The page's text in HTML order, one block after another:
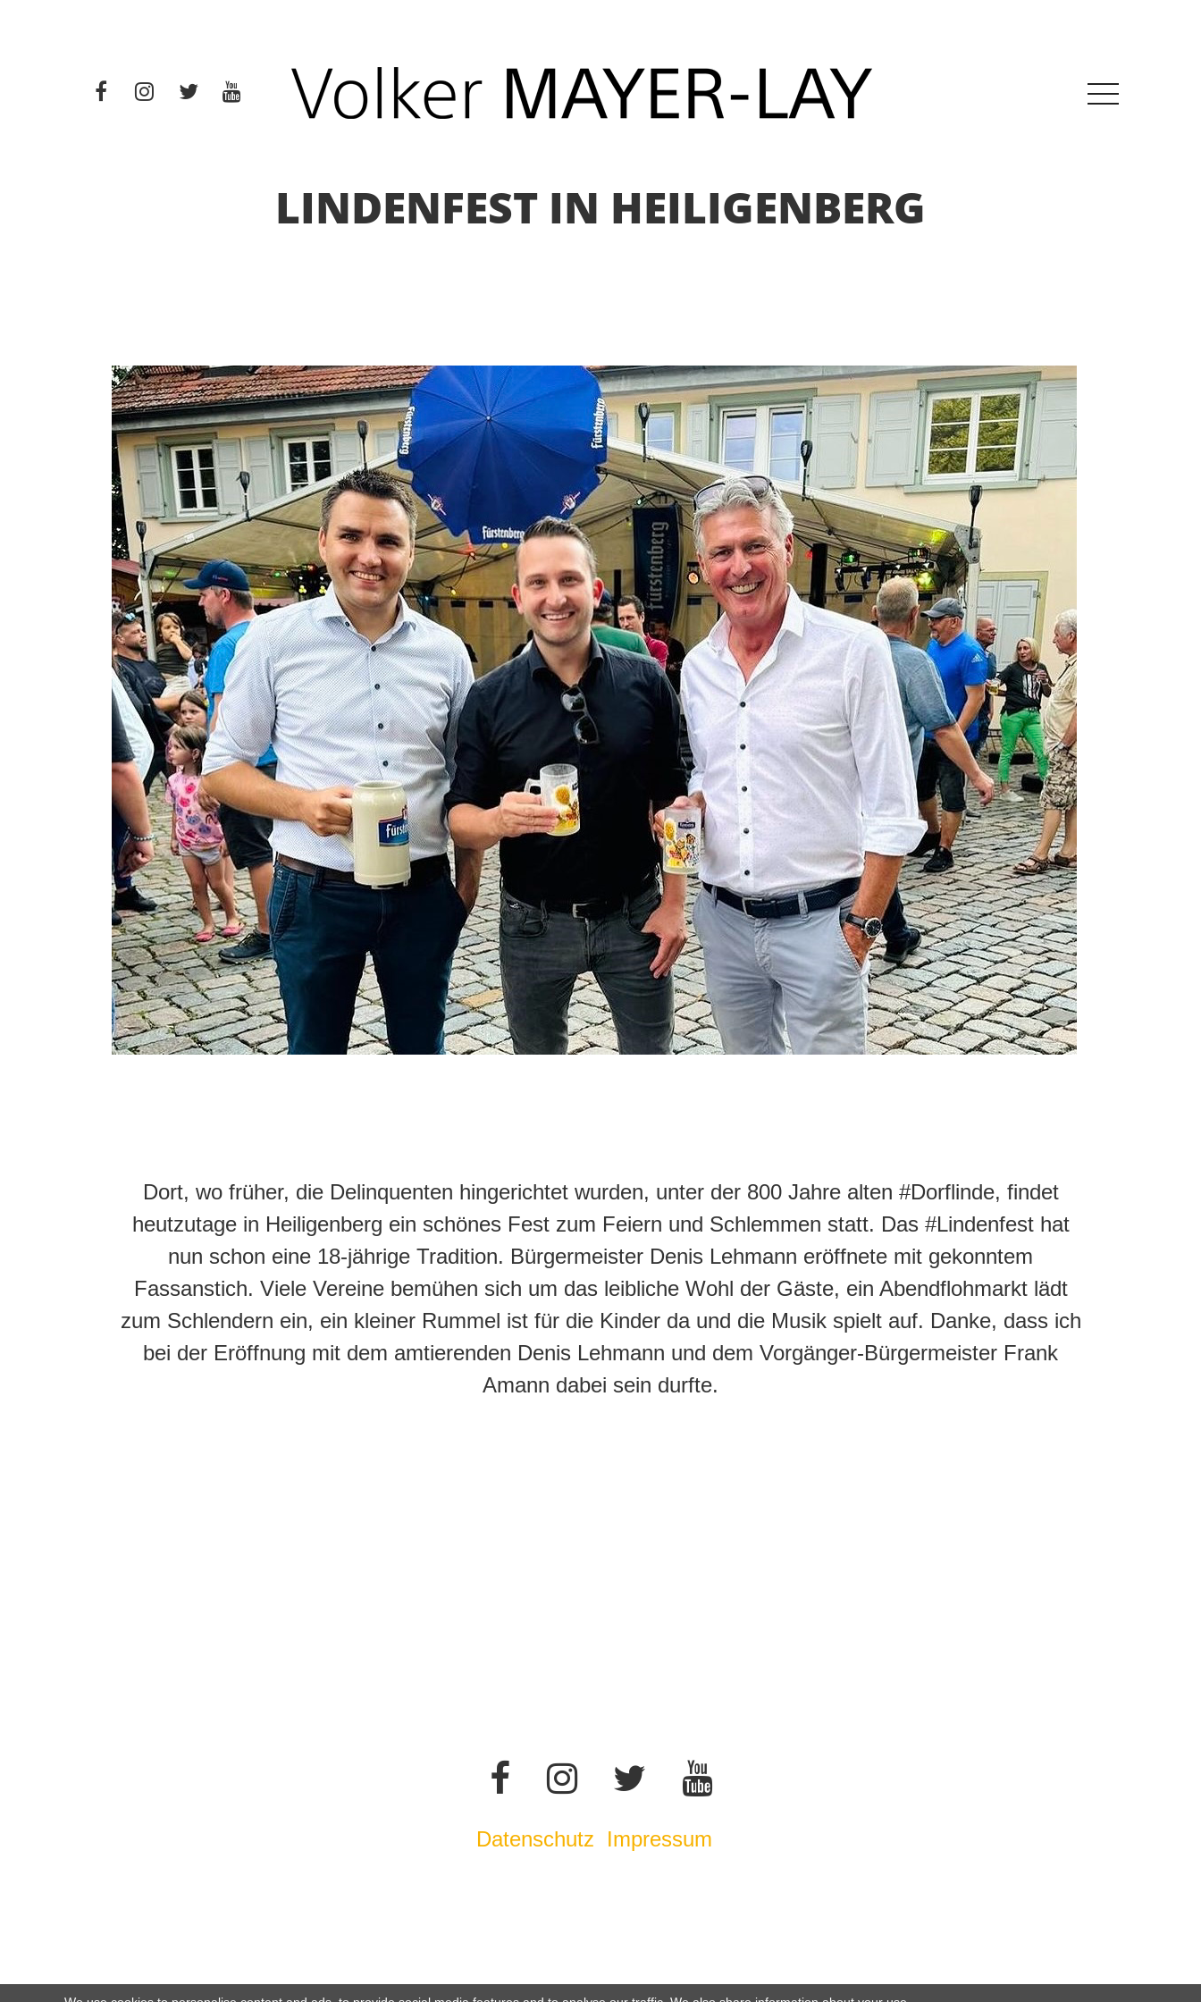
LINDENFEST IN HEILIGENBERG
Dort, wo früher, die Delinquenten hingerichtet wurden, unter der 800 Jahre alten #Dorflinde, findet
heutzutage in Heiligenberg ein schönes Fest zum Feiern und Schlemmen statt. Das #Lindenfest hat
nun schon eine 18-jährige Tradition. Bürgermeister Denis Lehmann eröffnete mit gekonntem
Fassanstich. Viele Vereine bemühen sich um das leibliche Wohl der Gäste, ein Abendflohmarkt lädt
zum Schlendern ein, ein kleiner Rummel ist für die Kinder da und die Musik spielt auf. Danke, dass ich
bei der Eröffnung mit dem amtierenden Denis Lehmann und dem Vorgänger-Bürgermeister Frank
Amann dabei sein durfte.
Datenschutz Impressum